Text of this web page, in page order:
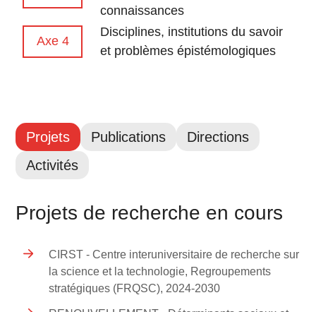
connaissances
Axe 4
Disciplines, institutions du savoir
et problèmes épistémologiques
Projets Publications
Directions
Activités
Projets de recherche en cours
CIRST - Centre interuniversitaire de recherche sur
la science et la technologie, Regroupements
stratégiques (FRQSC), 2024-2030